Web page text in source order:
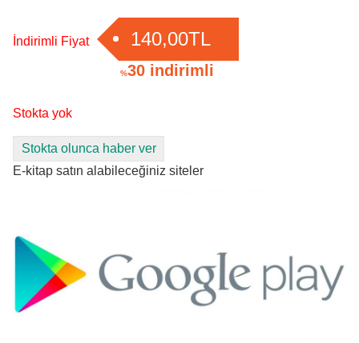
İndirimli Fiyat : 140,00TL
%30 indirimli
Stokta yok
Stokta olunca haber ver
E-kitap satın alabileceğiniz siteler